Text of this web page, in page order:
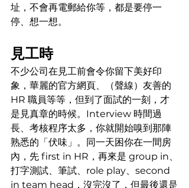
址，不會再電郵給你等，都是要停一
停、想一想。
見工時
不少公司在見工前會令你留下美好印
象，華麗的官方網頁、（聲線）友善的
HR 職員等等，但到了面試的一刻，才
是見真章的時候。Interview 時間過
長、考核程序太多，你就開始嗅到那陣
熟悉的「伏味」。同一天困你在一間房
內，先 first in HR，再來是 group in、
打字測試、筆試、role play、second
in team head，沒完沒了，但最後還是